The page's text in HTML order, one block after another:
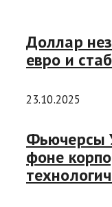
Доллар
евро и
23.10.2025
Фьючерсы
фоне